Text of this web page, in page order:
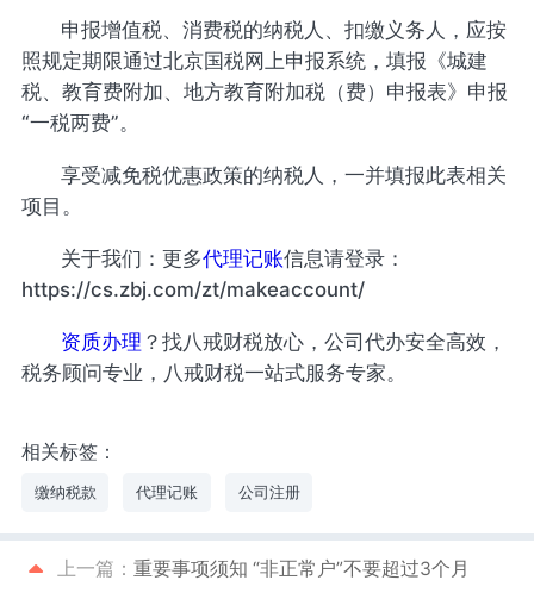
申报增值税、消费税的纳税人、扣缴义务人，应按
照规定期限通过北京国税网上申报系统，填报《城建
税、教育费附加、地方教育附加税（费）申报表》申报
“一税两费”。
享受减免税优惠政策的纳税人，一并填报此表相关
项目。
关于我们：更多代理记账信息请登录：
https://cs.zbj.com/zt/makeaccount/
资质办理 ？找八戒财税放心，公司代办安全高效，
税务顾问专业，八戒财税一站式服务专家。
相关标签：
缴纳税款 代理记账 公司注册
上一篇： 重要事项须知 “非正常户”不要超过3个月